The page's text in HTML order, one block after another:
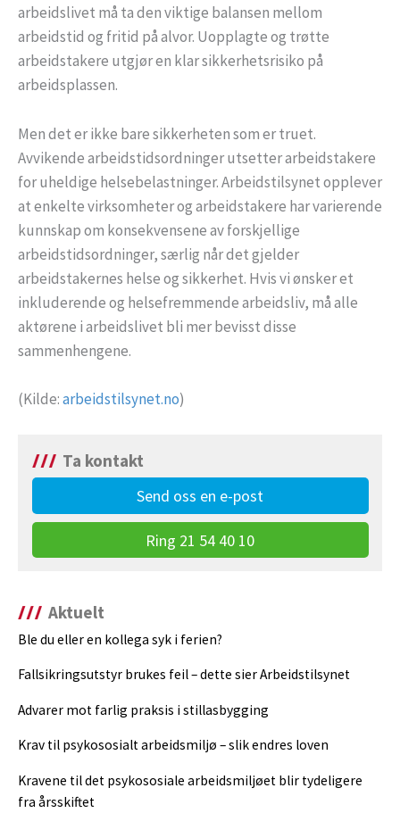
arbeidslivet må ta den viktige balansen mellom
arbeidstid og fritid på alvor. Uopplagte og trøtte
arbeidstakere utgjør en klar sikkerhetsrisiko på
arbeidsplassen.
Men det er ikke bare sikkerheten som er truet.
Avvikende arbeidstidsordninger utsetter arbeidstakere
for uheldige helsebelastninger. Arbeidstilsynet opplever
at enkelte virksomheter og arbeidstakere har varierende
kunnskap om konsekvensene av forskjellige
arbeidstidsordninger, særlig når det gjelder
arbeidstakernes helse og sikkerhet. Hvis vi ønsker et
inkluderende og helsefremmende arbeidsliv, må alle
aktørene i arbeidslivet bli mer bevisst disse
sammenhengene.
(Kilde:arbeidstilsynet.no)
Ta kontakt
Send oss en e-post
Ring 21 54 40 10
Aktuelt
Ble du eller en kollega syk i ferien?
Fallsikringsutstyr brukes feil – dette sier Arbeidstilsynet
Advarer mot farlig praksis i stillasbygging
Krav til psykososialt arbeidsmiljø – slik endres loven
Kravene til det psykososiale arbeidsmiljøet blir tydeligere
fra årsskiftet